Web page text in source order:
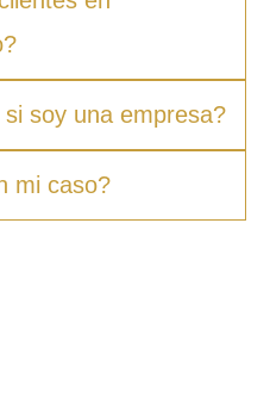
soy una empresa?
mi caso?